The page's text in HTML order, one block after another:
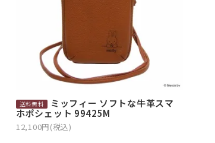
ミッフィー ソフトな牛革スマ
ホポシェット 99425M
12,100円(税込)